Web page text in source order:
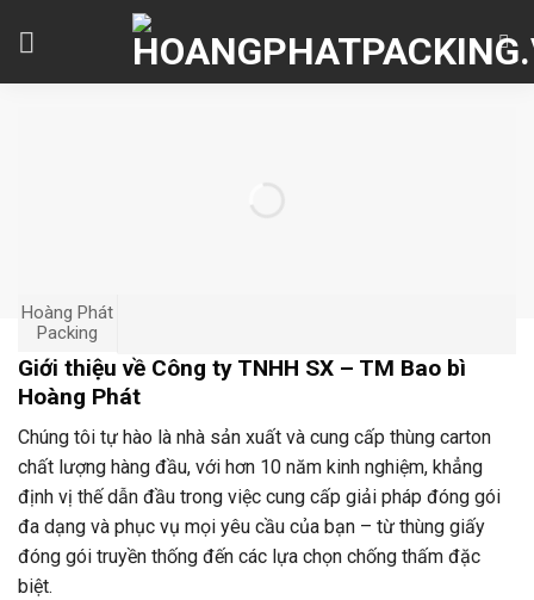
Hoàng Phát
Packing
Giới thiệu về Công ty TNHH SX – TM Bao bì
Hoàng Phát
Chúng tôi tự hào là nhà sản xuất và cung cấp thùng carton
chất lượng hàng đầu, với hơn 10 năm kinh nghiệm, khẳng
định vị thế dẫn đầu trong việc cung cấp giải pháp đóng gói
đa dạng và phục vụ mọi yêu cầu của bạn – từ thùng giấy
đóng gói truyền thống đến các lựa chọn chống thấm đặc
biệt.